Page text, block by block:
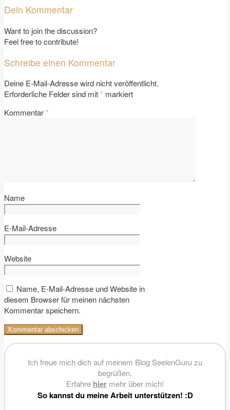
Dein Kommentar
Want to join the discussion?
Feel free to contribute!
Schreibe einen Kommentar
Deine E-Mail-Adresse wird nicht veröffentlicht.
Erforderliche Felder sind mit* markiert
Kommentar*
Name
E-Mail-Adresse
Website
Name, E-Mail-Adresse und Website in
diesem Browser für meinen nächsten
Kommentar speichern.
Ich freue mich dich auf meinem Blog SeelenGuru zu
begrüßen.
Erfahre hier mehr über mich!
So kannst du meine Arbeit unterstützen! :D